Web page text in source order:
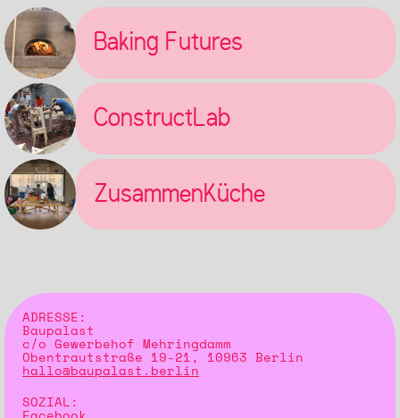
Baking Futures
ConstructLab
ZusammenKüche
ADRESSE:
Baupalast
c/o Gewerbehof Mehringdamm
Obentrautstraße 19-21, 10963 Berlin
hallo@baupalast.berlin
SOZIAL: